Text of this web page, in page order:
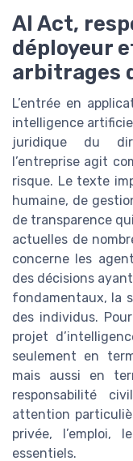
AI Act,
déployeur
arbitrages
L’entrée en
intelligence
juridique du
l’entreprise agit
risque. Le texte
humaine, de
de transparence
actuelles de
concerne les
des décisions
fondamentaux, la
des individus.
projet
seulement en
mais aussi en
responsabilité
attention
privée, l’emploi,
essentiels.